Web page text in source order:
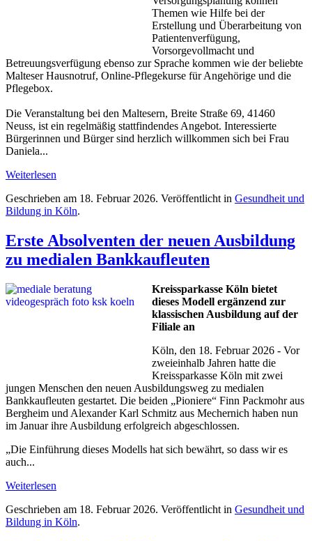
Themen wie Hilfe bei der
Erstellung und Überarbeitung von
Patientenverfügung,
Vorsorgevollmacht und
Betreuungsverfügung ebenso zur Sprache kommen wie der beliebte
Malteser Hausnotruf, Online-Pflegekurse für Angehörige und die
Pflegebox.
Die Veranstaltung bei den Maltesern, Breite Straße 69, 41460
Neuss, ist ein regelmäßig stattfindendes Angebot. Interessierte
Bürgerinnen und Bürger sind herzlich willkommen sich bei Frau
Daniela...
Weiterlesen
Geschrieben am 18. Februar 2026. Veröffentlicht in Gesundheit und
Bildung in Köln.
Erste Absolventen der neuen Ausbildung
zu medialen Bankkaufleuten
Kreissparkasse Köln bietet
dieses Modell ergänzend zur
klassischen Ausbildung auf der
Filiale an
Köln, den 18. Februar 2026 - Vor
zweieinhalb Jahren hatte die
Kreissparkasse Köln mit zwei
jungen Menschen den neuen Ausbildungsweg zu medialen
Bankkaufleuten gestartet. Die beiden „Pioniere“ Finn Packmohr aus
Bergheim und Alexander Karl Schmitz aus Mechernich haben nun
im Januar ihre Ausbildung erfolgreich abgeschlossen.
„Die Einführung dieses Modells hat sich bewährt, so dass wir es
auch...
Weiterlesen
Geschrieben am 18. Februar 2026. Veröffentlicht in Gesundheit und
Bildung in Köln.